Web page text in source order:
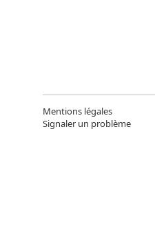
Mentions légales
Signaler un problème